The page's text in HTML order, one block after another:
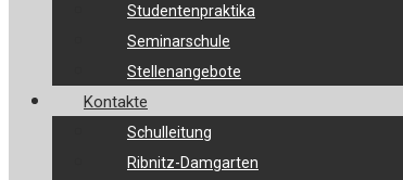
Studentenpraktika
Seminarschule
Stellenangebote
Kontakte
Schulleitung
Ribnitz-Damgarten